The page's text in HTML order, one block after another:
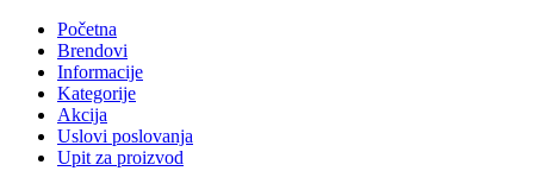
Početna
Brendovi
Informacije
Kategorije
Akcija
Uslovi poslovanja
Upit za proizvod